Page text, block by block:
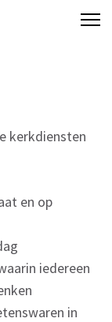
kerkdiensten
en op
iedereen
in